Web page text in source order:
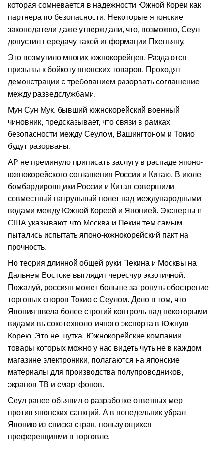
которая сомневается в надежности Южной Кореи как
партнера по безопасности. Некоторые японские
законодатели даже утверждали, что, возможно, Сеул
допустил передачу такой информации Пхеньяну.
Это возмутило многих южнокорейцев. Раздаются
призывы к бойкоту японских товаров. Проходят
демонстрации с требованием разорвать соглашение
между разведслужбами.
Мун Cун Мук, бывший южнокорейский военный
чиновник, предсказывает, что связи в рамках
безопасности между Сеулом, Вашингтоном и Токио
будут разорваны.
АP не преминуло приписать заслугу в распаде японо-
южнокорейского соглашения России и Китаю. В июле
бомбардировщики России и Китая совершили
совместный патрульный полет над международными
водами между Южной Кореей и Японией. Эксперты в
США указывают, что Москва и Пекин тем самым
пытались испытать японо-южнокорейский пакт на
прочность.
Но теория длинной общей руки Пекина и Москвы на
Дальнем Востоке выглядит чересчур экзотичной.
Пожалуй, россиян может больше затронуть обострение
торговых споров Токио с Сеулом. Дело в том, что
Япония ввела более строгий контроль над некоторыми
видами высокотехнологичного экспорта в Южную
Корею. Это не шутка. Южнокорейские компании,
товары которых можно у нас видеть чуть не в каждом
магазине электроники, полагаются на японские
материалы для производства полупроводников,
экранов ТВ и смартфонов.
Сеул ранее объявил о разработке ответных мер
против японских санкций. А в понедельник убрал
Японию из списка стран, пользующихся
преференциями в торговле.